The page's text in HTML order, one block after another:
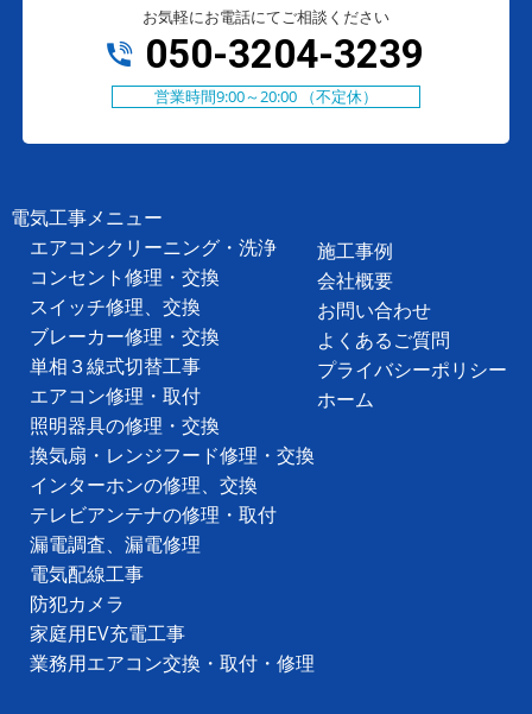
お気軽にお電話にてご相談ください
050-3204-3239
営業時間9:00～20:00 （不定休）
電気工事メニュー
エアコンクリーニング・洗浄
コンセント修理・交換
スイッチ修理、交換
ブレーカー修理・交換
単相３線式切替工事
エアコン修理・取付
照明器具の修理・交換
換気扇・レンジフード修理・交換
インターホンの修理、交換
テレビアンテナの修理・取付
漏電調査、漏電修理
電気配線工事
防犯カメラ
家庭用EV充電工事
業務用エアコン交換・取付・修理
施工事例
会社概要
お問い合わせ
よくあるご質問
プライバシーポリシー
ホーム